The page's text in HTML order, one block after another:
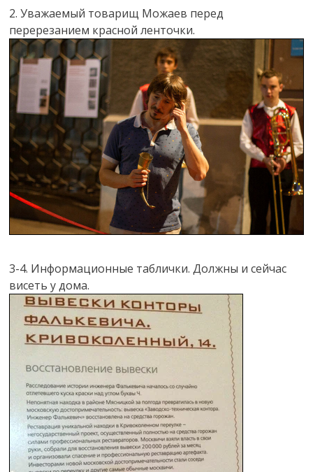
2. Уважаемый товарищ Можаев перед
перерезанием красной ленточки.
3-4. Информационные таблички. Должны и сейчас
висеть у дома.